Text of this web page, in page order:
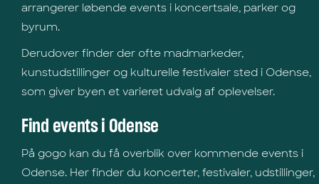
arrangerer løbende events i koncertsale, parker og
byrum.
Derudover finder der ofte madmarkeder,
kunstudstillinger og kulturelle festivaler sted i Odense,
som giver byen et varieret udvalg af oplevelser.
Find events i Odense
På gogo kan du få overblik over kommende events i
Odense. Her finder du koncerter, festivaler, udstillinger,